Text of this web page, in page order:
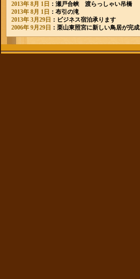
2013年 8月 1日 ： 瀬戸合峡 渡らっしゃい吊橋
2013年 8月 1日 ： 布引の滝
2013年 3月29日 ： ビジネス宿泊承ります
2006年 9月29日 ： 栗山東照宮に新しい鳥居が完成